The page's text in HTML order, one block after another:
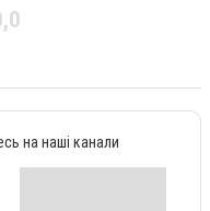
на наші канали